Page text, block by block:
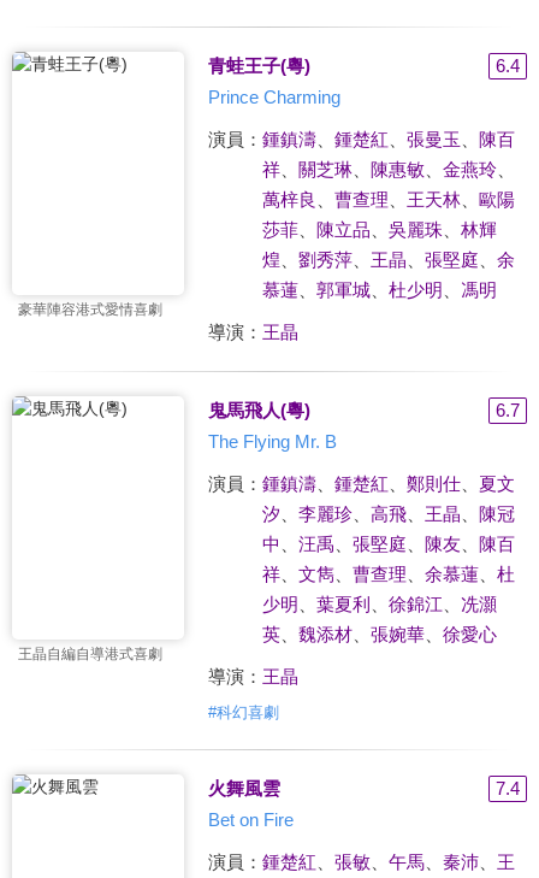
豪華陣容港式愛情喜劇
青蛙王子(粵)
6.4
Prince Charming
演員： 鍾鎮濤、 鍾楚紅 張曼玉
陳百
祥、 關芝琳、 陳惠敏、 金燕玲、
萬梓良
曹查理 王天林、 歐陽
莎菲、 陳立品 吳麗珠
林輝
煌
劉秀萍、 王晶 張堅庭
余
慕蓮、 郭軍城、 杜少明 馮明
導演： 王晶
王晶自編自導港式喜劇
鬼馬飛人(粵)
6.7
The Flying Mr. B
演員： 鍾鎮濤、 鍾楚紅 鄭則仕、 夏文
汐
李麗珍、 高飛、 王晶
陳冠
中
汪禹 張堅庭 陳友、 陳百
祥、 文雋、 曹查理 余慕蓮、 杜
少明
葉夏利 徐錦江
冼灝
英、 魏添材、 張婉華、 徐愛心
導演： 王晶
#科幻喜劇
火舞風雲
7.4
Bet on Fire
演員： 鍾楚紅 張敏、 午馬、 秦沛、 王